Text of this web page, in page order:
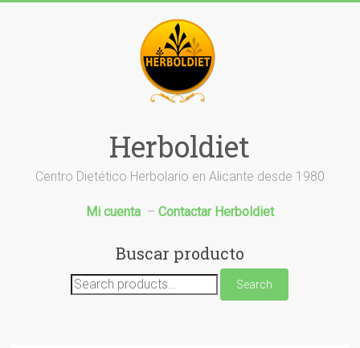
Herboldiet
Centro Dietético Herbolario en Alicante desde 1980
Mi cuenta – Contactar Herboldiet
Buscar producto
Search
for:
Search